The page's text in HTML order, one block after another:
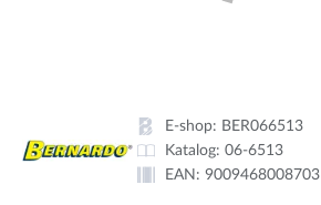
E-shop: BER066513
Katalog: 06-6513
EAN: 9009468008703